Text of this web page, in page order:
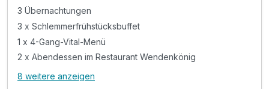
3 Übernachtungen
3 x Schlemmerfrühstücksbuffet
1 x 4-Gang-Vital-Menü
2 x Abendessen im Restaurant Wendenkönig
Alle Inklusivleistungen
8 weitere anzeigen